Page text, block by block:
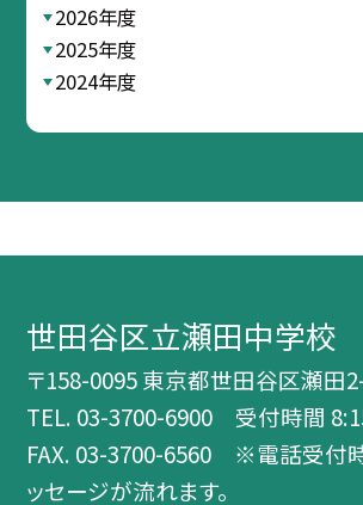
2026年度
2025年度
2024年度
世田谷区立瀬田中学校
〒158-0095 東京都世田谷区瀬田
TEL. 03-3700-6900 受付時間
FAX. 03-3700-6560 ※電話受付
ッセージが流れます。